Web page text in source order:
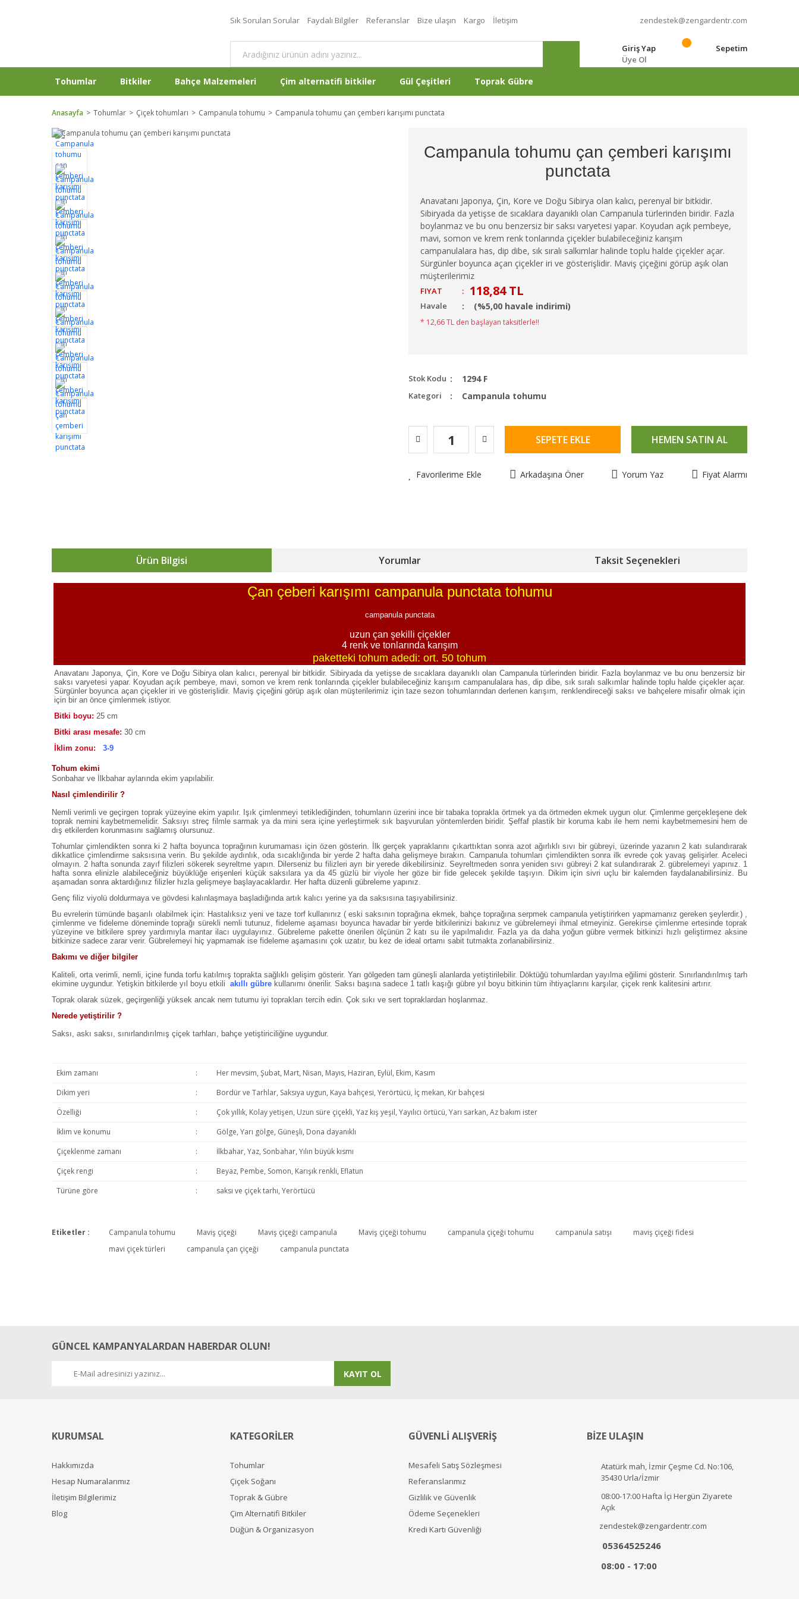
Sık Sorulan Sorular Faydalı Bilgiler Referanslar Bize ulaşın Kargo İletişim zendestek@zengardentr.com
Giriş Yap
Üye Ol
Sepetim
Tohumlar Bitkiler Bahçe Malzemeleri Çim alternatifi bitkiler Gül Çeşitleri Toprak Gübre
Anasayfa Tohumlar Çiçek tohumları Campanula tohumu Campanula tohumu çan çemberi karışımı punctata
Campanula tohumu çan çemberi karışımı
punctata
Anavatanı Japonya, Çin, Kore ve Doğu Sibirya olan kalıcı, perenyal bir bitkidir.
Sibiryada da yetişse de sıcaklara dayanıklı olan Campanula türlerinden biridir. Fazla
boylanmaz ve bu onu benzersiz bir saksı varyetesi yapar. Koyudan açık pembeye,
mavi, somon ve krem renk tonlarında çiçekler bulabileceğiniz karışım
campanulalara has, dip dibe, sık sıralı salkımlar halinde toplu halde çiçekler açar.
Sürgünler boyunca açan çiçekler iri ve gösterişlidir. Maviş çiçeğini görüp aşık olan
müşterilerimiz
FIYAT : 118,84 TL
Havale (%5,00 havale indirimi)
* 12,66 TL den başlayan taksitlerle!!
Stok Kodu 1294 F
Kategori Campanula tohumu
SEPETE EKLE HEMEN SATIN AL
Favorilerime Ekle Arkadaşına Öner Yorum Yaz Fiyat Alarmı
Ürün Bilgisi Yorumlar Taksit Seçenekleri
Çan çeberi karışımı campanula punctata tohumu
campanula punctata
uzun çan şekilli çiçekler
4 renk ve tonlarında karışım
paketteki tohum adedi: ort. 50 tohum
Anavatanı Japonya, Çin, Kore ve Doğu Sibirya olan kalıcı, perenyal bir bitkidir. Sibiryada da yetişse de sıcaklara dayanıklı olan Campanula türlerinden biridir. Fazla boylanmaz ve bu onu benzersiz bir
saksı varyetesi yapar. Koyudan açık pembeye, mavi, somon ve krem renk tonlarında çiçekler bulabileceğiniz karışım campanulalara has, dip dibe, sık sıralı salkımlar halinde toplu halde çiçekler açar.
Sürgünler boyunca açan çiçekler iri ve gösterişlidir. Maviş çiçeğini görüp aşık olan müşterilerimiz için taze sezon tohumlarından derlenen karışım, renklendireceği saksı ve bahçelere misafir olmak için
için bir an önce çimlenmek istiyor.
Bitki boyu: 25 cm
Bitki arası mesafe: 30 cm
İklim zonu: 3-9
Tohum ekimi
Sonbahar ve İlkbahar aylarında ekim yapılabilir.
Nasıl çimlendirilir ?
Nemli verimli ve geçirgen toprak yüzeyine ekim yapılır. Işık çimlenmeyi tetiklediğinden, tohumların üzerini ince bir tabaka toprakla örtmek ya da örtmeden ekmek uygun olur. Çimlenme gerçekleşene dek
toprak nemini kaybetmemelidir. Saksıyı streç filmle sarmak ya da mini sera içine yerleştirmek sık başvurulan yöntemlerden biridir. Şeffaf plastik bir koruma kabı ile hem nemi kaybetmemesini hem de
dış etkilerden korunmasını sağlamış olursunuz.
Tohumlar çimlendikten sonra ki 2 hafta boyunca toprağının kurumaması için özen gösterin. İlk gerçek yapraklarını çıkarttıktan sonra azot ağırlıklı sıvı bir gübreyi, üzerinde yazanın 2 katı sulandırarak
dikkatlice çimlendirme saksısına verin. Bu şekilde aydınlık, oda sıcaklığında bir yerde 2 hafta daha gelişmeye bırakın. Campanula tohumları çimlendikten sonra ilk evrede çok yavaş gelişirler. Aceleci
olmayın. 2 hafta sonunda zayıf filizleri sökerek seyreltme yapın. Dilerseniz bu filizleri ayrı bir yerede dikebilirsiniz. Seyreltmeden sonra yeniden sıvı gübreyi 2 kat sulandırarak 2. gübrelemeyi yapınız. 1
hafta sonra elinizle alabileceğiniz büyüklüğe erişenleri küçük saksılara ya da 45 güzlü bir viyole her göze bir fide gelecek şekilde taşıyın. Dikim için sivri uçlu bir kalemden faydalanabilirsiniz. Bu
aşamadan sonra aktardığınız filizler hızla gelişmeye başlayacaklardır. Her hafta düzenli gübreleme yapınız.
Genç filiz viyolü doldurmaya ve gövdesi kalınlaşmaya başladığında artık kalıcı yerine ya da saksısına taşıyabilirsiniz.
Bu evrelerin tümünde başarılı olabilmek için: Hastalıksız yeni ve taze torf kullanınız ( eski saksının toprağına ekmek, bahçe toprağına serpmek campanula yetiştirirken yapmamanız gereken şeylerdir.) ,
çimlenme ve fideleme döneminde toprağı sürekli nemli tutunuz, fideleme aşaması boyunca havadar bir yerde bitkilerinizi bakınız ve gübrelemeyi ihmal etmeyiniz. Gerekirse çimlenme ertesinde toprak
yüzeyine ve bitkilere sprey yardımıyla mantar ilacı uygulayınız. Gübreleme pakette önerilen ölçünün 2 katı su ile yapılmalıdır. Fazla ya da daha yoğun gübre vermek bitkinizi hızlı geliştirmez aksine
bitkinize sadece zarar verir. Gübrelemeyi hiç yapmamak ise fideleme aşamasını çok uzatır, bu kez de ideal ortamı sabit tutmakta zorlanabilirsiniz.
Bakımı ve diğer bilgiler
Kaliteli, orta verimli, nemli, içine funda torfu katılmış toprakta sağlıklı gelişim gösterir. Yarı gölgeden tam güneşli alanlarda yetiştirilebilir. Döktüğü tohumlardan yayılma eğilimi gösterir. Sınırlandırılmış tarh
ekimine uygundur. Yetişkin bitkilerde yıl boyu etkili akıllı gübre kullanımı önerilir. Saksı başına sadece 1 tatlı kaşığı gübre yıl boyu bitkinin tüm ihtiyaçlarını karşılar, çiçek renk kalitesini artırır.
Toprak olarak süzek, geçirgenliği yüksek ancak nem tutumu iyi toprakları tercih edin. Çok sıkı ve sert topraklardan hoşlanmaz.
Nerede yetiştirilir ?
Saksı, askı saksı, sınırlandırılmış çiçek tarhları, bahçe yetiştiriciliğine uygundur.
Ekim zamanı :
Her mevsim, Şubat, Mart, Nisan, Mayıs, Haziran, Eylül, Ekim, Kasım
Dikim yeri
:
Bordür ve Tarhlar, Saksıya uygun, Kaya bahçesi, Yerörtücü, İç mekan, Kır bahçesi
Özelliği
:
Çok yıllık, Kolay yetişen, Uzun süre çiçekli, Yaz kış yeşil, Yayılıcı örtücü, Yarı sarkan, Az bakım ister
İklim ve konumu
:
Gölge, Yarı gölge, Güneşli, Dona dayanıklı
Çiçeklenme zamanı
:
İlkbahar, Yaz, Sonbahar, Yılın büyük kısmı
Çiçek rengi
:
Beyaz, Pembe, Somon, Karışık renkli, Eflatun
Türüne göre
: saksı ve çiçek tarhı, Yerörtücü
Yorum Yaz
Etiketler : Campanula tohumu Maviş çiçeği Maviş çiçeği campanula Maviş çiçeği tohumu campanula çiçeği tohumu campanula satışı
maviş çiçeği fidesi
mavi çiçek türleri
campanula çan çiçeği campanula punctata
GÜNCEL KAMPANYALARDAN HABERDAR OLUN!
KAYIT OL
KURUMSAL
Hakkımızda
Hesap Numaralarımız
İletişim Bilgilerimiz
Blog
KATEGORİLER
Tohumlar
Çiçek Soğanı
Toprak & Gübre
Çim Alternatifi Bitkiler
Düğün & Organizasyon
GÜVENLİ ALIŞVERİŞ
Mesafeli Satış Sözleşmesi
Referanslarımız
Gizlilik ve Güvenlik
Ödeme Seçenekleri
Kredi Kartı Güvenliği
BİZE ULAŞIN
Atatürk mah, İzmir Çeşme Cd. No:106,
35430 Urla/İzmir
08:00-17:00 Hafta İçi Hergün Ziyarete
Açık
zendestek@zengardentr.com
05364525246
08:00 - 17:00